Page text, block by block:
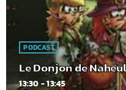
PODCAST
Le Donjon de
13:30 - 13:45